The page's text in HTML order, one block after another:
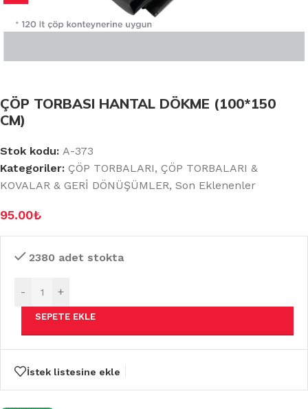
ÇÖP TORBASI HANTAL DÖKME (100*150
CM)
Stok kodu: A-373
Kategoriler: ÇÖP TORBALARI, ÇÖP TORBALARI &
KOVALAR & GERİ DÖNÜŞÜMLER, Son Eklenenler
95.00₺
2380 adet stokta
- +
SEPETE EKLE
İstek listesine ekle